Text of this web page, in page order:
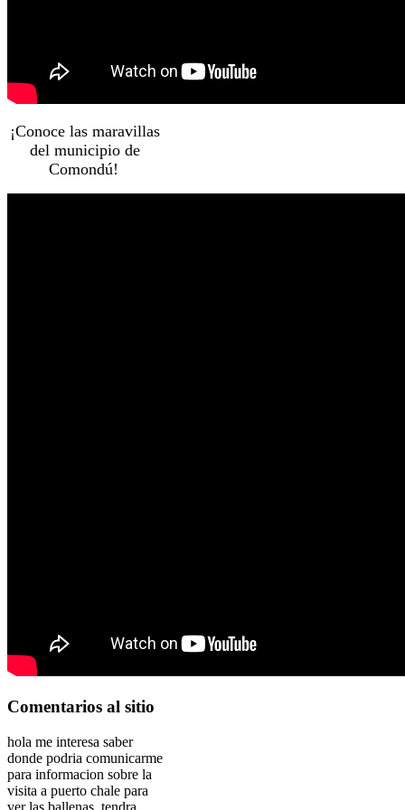
¡Conoce las maravillas
del municipio de
Comondú!
Comentarios al sitio
hola me interesa saber
donde podria comunicarme
para informacion sobre la
visita a puerto chale para
ver las ballenas, tendra